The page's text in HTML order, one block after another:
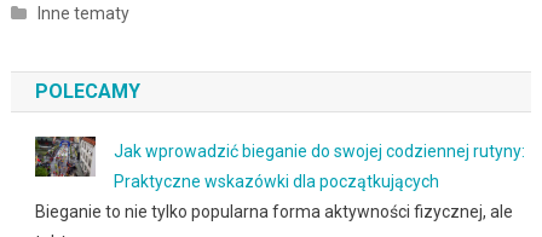
Inne tematy
POLECAMY
Jak wprowadzić bieganie do swojej codziennej rutyny:
Praktyczne wskazówki dla początkujących
Bieganie to nie tylko popularna forma aktywności fizycznej, ale